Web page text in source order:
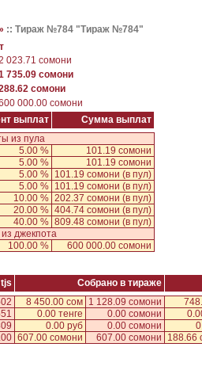
:: Тираж №784 "Тираж №784"
023.71 сомони
735.09 сомони
сомони
000.00 сомони
выплат
Сумма выплат
из пула
5.00 %
101.19 сомони
5.00 %
101.19 сомони
5.00 % 101.19 сомони (в пул)
5.00 % 101.19 сомони (в пул)
10.00 % 202.37 сомони (в пул)
20.00 % 404.74 сомони (в пул)
40.00 % 809.48 сомони (в пул)
джекпота
100.00 % 600 000.00 сомони
tjs
Собрано в тираже
8 450.00 сом 1 128.09 сомони
0.00 тенге 0.00 сомони
0.00 руб 0.00 сомони
607.00 сомони 607.00 сомони 188.66